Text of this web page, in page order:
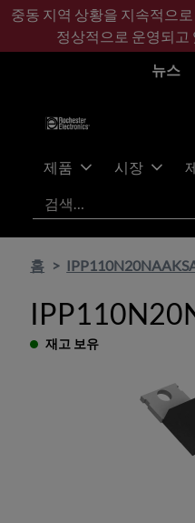
기
콘
바
글
중동 지역 상황을 지속적으
정상적으로 운영되고
뉴스
제품 시장
검색
홈
재고 보유